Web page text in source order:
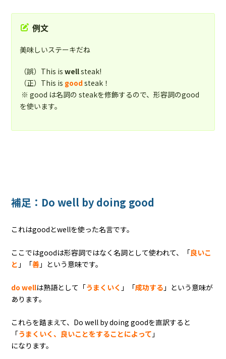
例文
美味しいステーキだね
（誤）This iswellsteak!
（正）This is goodsteak！
※ good は名詞の steakを修飾するので、形容詞のgood
を使います。
補足：Do well by doing good
これはgoodとwellを使った名言です。
ここではgoodは形容詞ではなく名詞として使われて、「良いこ
と 」「善 」という意味です。
do wellは熟語として「うまくいく 」「成功する 」という意味が
あります。
これらを踏まえて、Do well by doing goodを直訳すると
「うまくいく、良いことをすることによって 」
になります。